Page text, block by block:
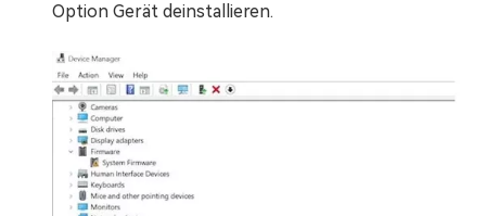
Option Gerät deinstallieren.